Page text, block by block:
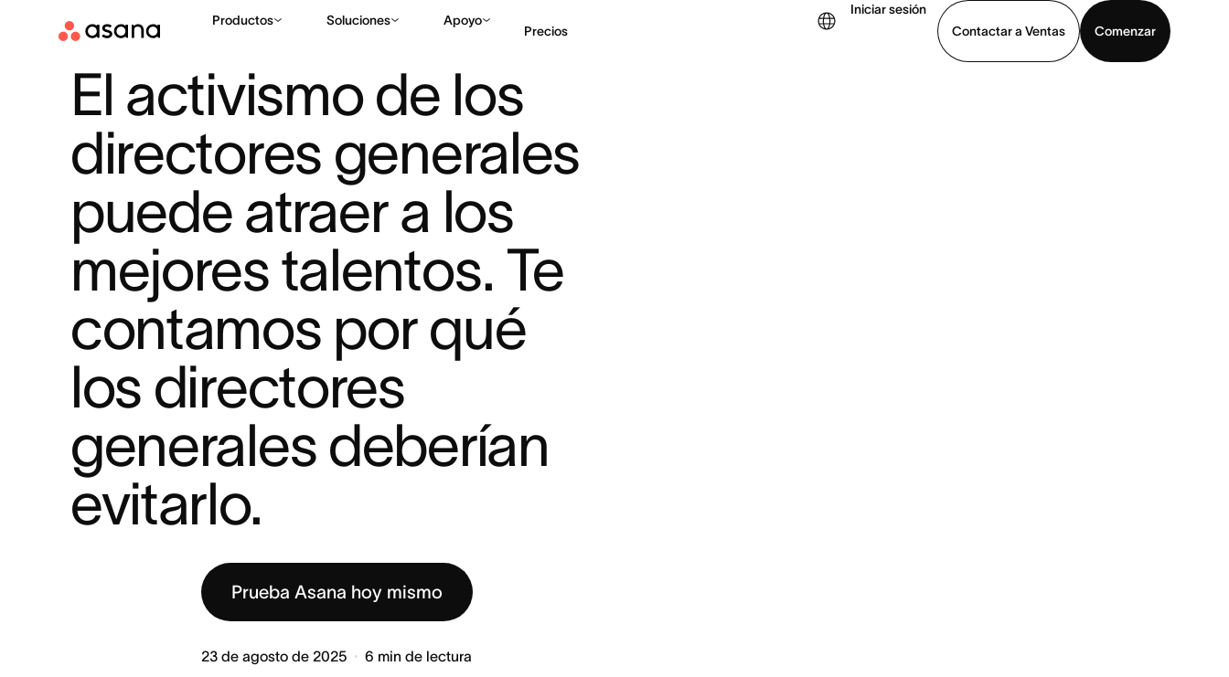
Productos Soluciones Apoyo
Precios
Iniciar sesión
Contactar a Ventas
Comenzar
El activismo de los
directores generales
puede atraer a los
mejores talentos. Te
contamos por qué
los directores
generales deberían
evitarlo.
Prueba Asana hoy mismo
23 de agosto de 2025 6 min de lectura